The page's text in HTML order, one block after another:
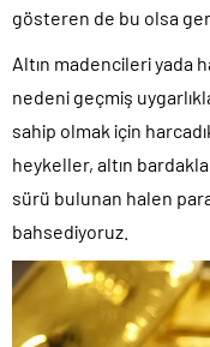
gösteren de bu olsa
Altın madencileri yada
nedeni geçmiş
sahip olmak için
heykeller, altın
sürü bulunan halen
bahsediyoruz.